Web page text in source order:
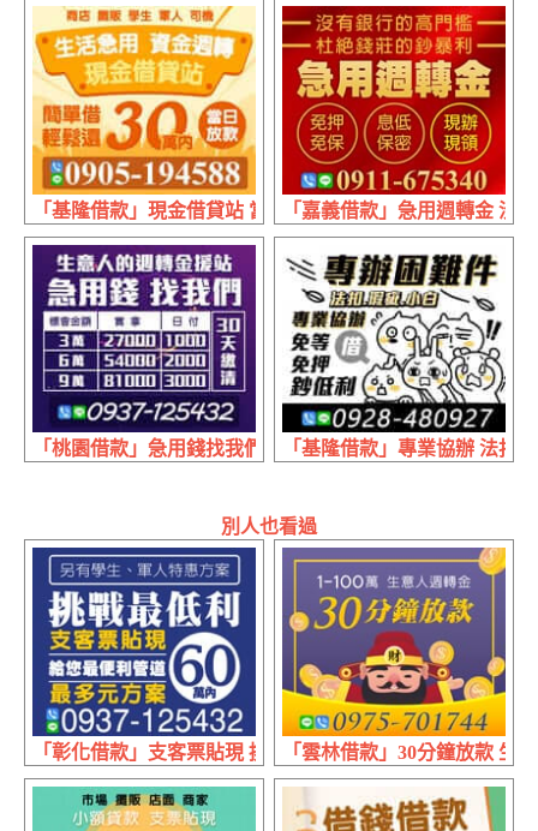
「基隆借款」現金借貸站 當日放款 | 30萬內 生活急用資金
「嘉義借款」急用週轉金 沒
「桃園借款」急用錢找我們 日付30天繳清 | 3萬實拿27000
「基隆借款」專業協辦 法扣
別人也看過
「彰化借款」支客票貼現 挑戰最低利 | 60萬內 最多元的方
「雲林借款」30分鐘放款 生